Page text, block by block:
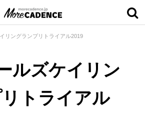
リングランプリトライアル2019
ルズケイリン
トライアル